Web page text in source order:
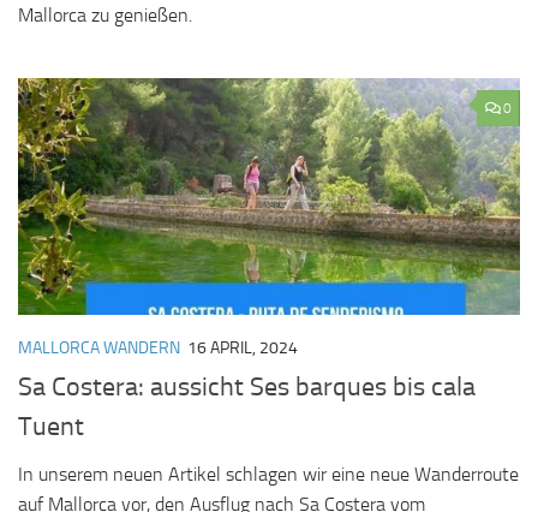
Mallorca zu genießen.
0
MALLORCA WANDERN 16 APRIL, 2024
Sa Costera: aussicht Ses barques bis cala
Tuent
In unserem neuen Artikel schlagen wir eine neue Wanderroute
auf Mallorca vor, den Ausflug nach Sa Costera vom